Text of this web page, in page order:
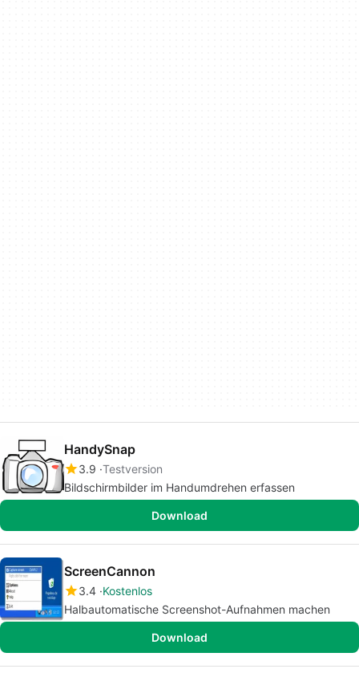
HandySnap
3.9 Testversion
Bildschirmbilder im Handumdrehen erfassen
Download
ScreenCannon
3.4 Kostenlos
Halbautomatische Screenshot-Aufnahmen machen
Download